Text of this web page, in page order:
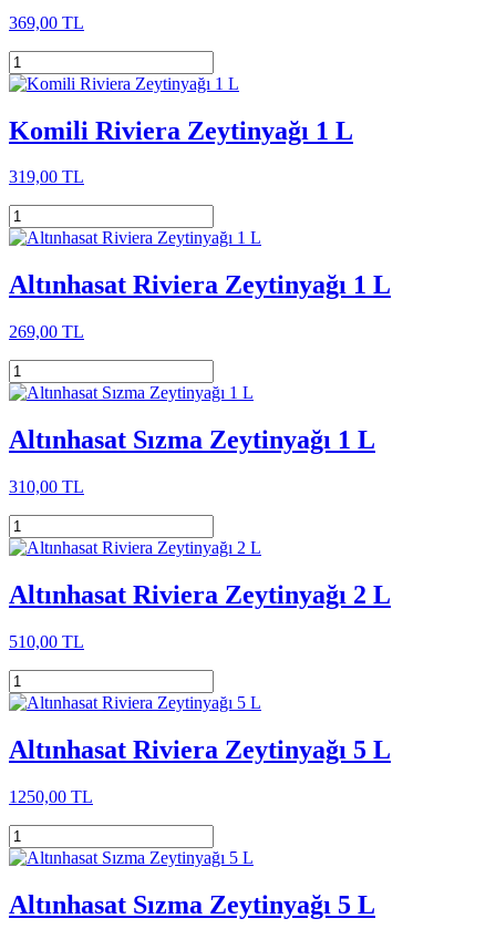
369,00 TL
Komili Riviera Zeytinyağı 1 L
319,00 TL
Altınhasat Riviera Zeytinyağı 1 L
269,00 TL
Altınhasat Sızma Zeytinyağı 1 L
310,00 TL
Altınhasat Riviera Zeytinyağı 2 L
510,00 TL
Altınhasat Riviera Zeytinyağı 5 L
1250,00 TL
Altınhasat Sızma Zeytinyağı 5 L